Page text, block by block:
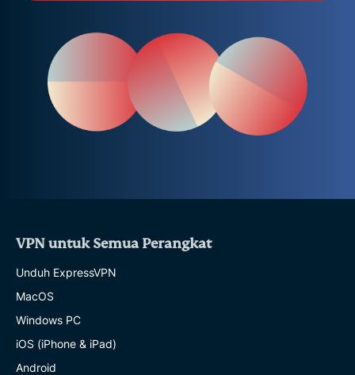
VPN untuk Semua Perangkat
Unduh ExpressVPN
MacOS
Windows PC
iOS (iPhone & iPad)
Android